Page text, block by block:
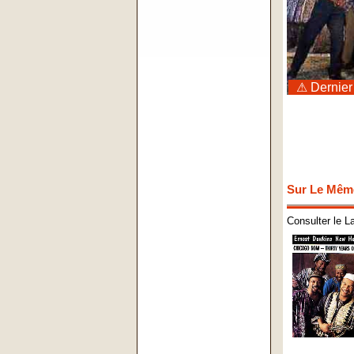
⚠ Dernier
Sur Le
Consulter le